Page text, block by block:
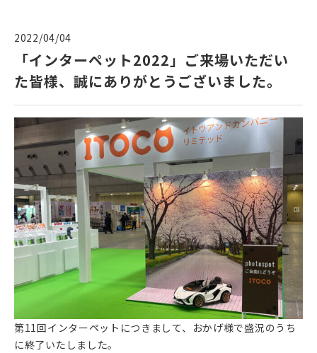
2022/04/04
「インターペット2022」ご来場いただい
た皆様、誠にありがとうございました。
第11回インターペットにつきまして、おかげ様で盛況のうち
に終了いたしました。